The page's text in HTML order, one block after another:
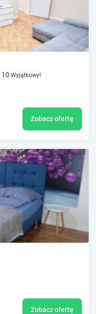
10 Wyjątkowy!
Zobacz ofertę
Zobacz ofertę